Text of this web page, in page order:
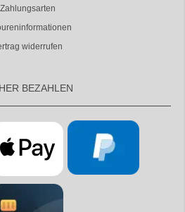
Zahlungsarten
widerrufen
BEZAHLEN